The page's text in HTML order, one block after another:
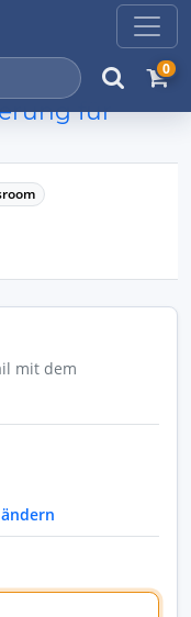
0
für
mit dem